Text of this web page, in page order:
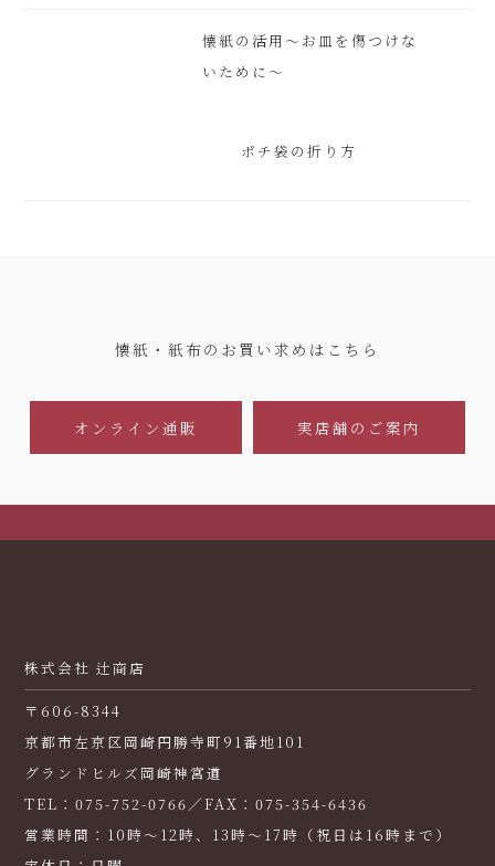
懐紙の活用～お皿を傷つけな
いために～
ポチ袋の折り方
懐紙・紙布のお買い求めはこちら
オンライン通販 実店舗のご案内
株式会社 辻商店
〒606-8344
京都市左京区岡崎円勝寺町91番地101
グランドヒルズ岡崎神宮道
TEL：075-752-0766／FAX：075-354-6436
営業時間：10時～12時、13時～17時（祝日は16時まで）